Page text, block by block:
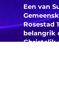
Een van
Rosestad
belangrik
Christelik